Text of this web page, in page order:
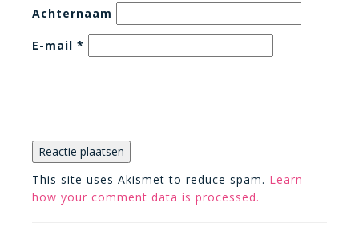
Achternaam
E-mail *
This site uses Akismet to reduce spam. Learn
how your comment data is processed.